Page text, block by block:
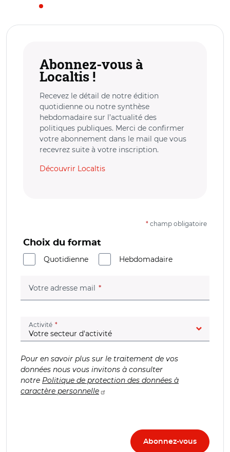
Abonnez-vous à
Localtis !
Recevez le détail de notre édition
quotidienne ou notre synthèse
hebdomadaire sur l’actualité des
politiques publiques. Merci de confirmer
votre abonnement dans le mail que vous
recevrez suite à votre inscription.
Découvrir Localtis
* champ obligatoire
Choix du format
Quotidienne
Hebdomadaire
Votre adresse mail (champ obligatoire)
Activité (champ obligatoire)
Pour en savoir plus sur le traitement de vos
données nous vous invitons à consulter
notre Politique de protection des données à
caractère personnelle